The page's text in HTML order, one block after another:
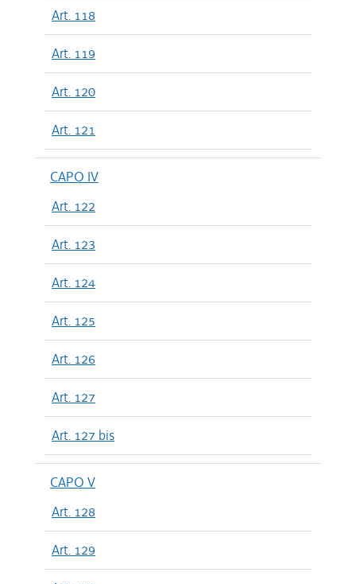
Art. 118
Art. 119
Art. 120
Art. 121
CAPO IV
Art. 122
Art. 123
Art. 124
Art. 125
Art. 126
Art. 127
Art. 127 bis
CAPO V
Art. 128
Art. 129